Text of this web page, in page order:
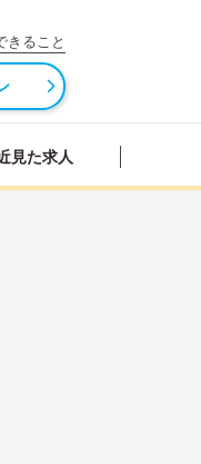
きること
見た求人